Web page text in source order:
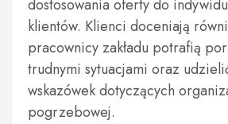
dostosowania oferty do
klientów. Klienci doceniają
pracownicy zakładu potrafią
trudnymi sytuacjami oraz
wskazówek dotyczących
pogrzebowej.